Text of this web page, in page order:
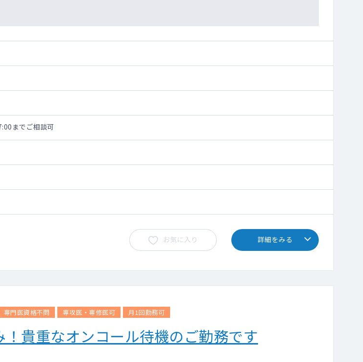
までご相談可
お気に入り 詳細をみる
専門医資格不問 専攻医・専修医可 月1回勤務可
貴重なオンコール待機のご勤務です